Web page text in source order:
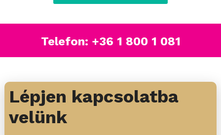
Telefon: +36 1 800 1 081
Lépjen kapcsolatba
velünk